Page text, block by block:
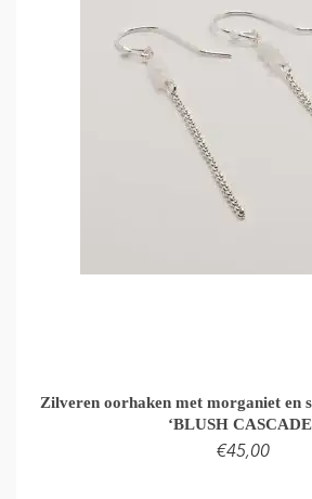
Zilveren oorhaken met morganiet en
‘BLUSH
€45,00